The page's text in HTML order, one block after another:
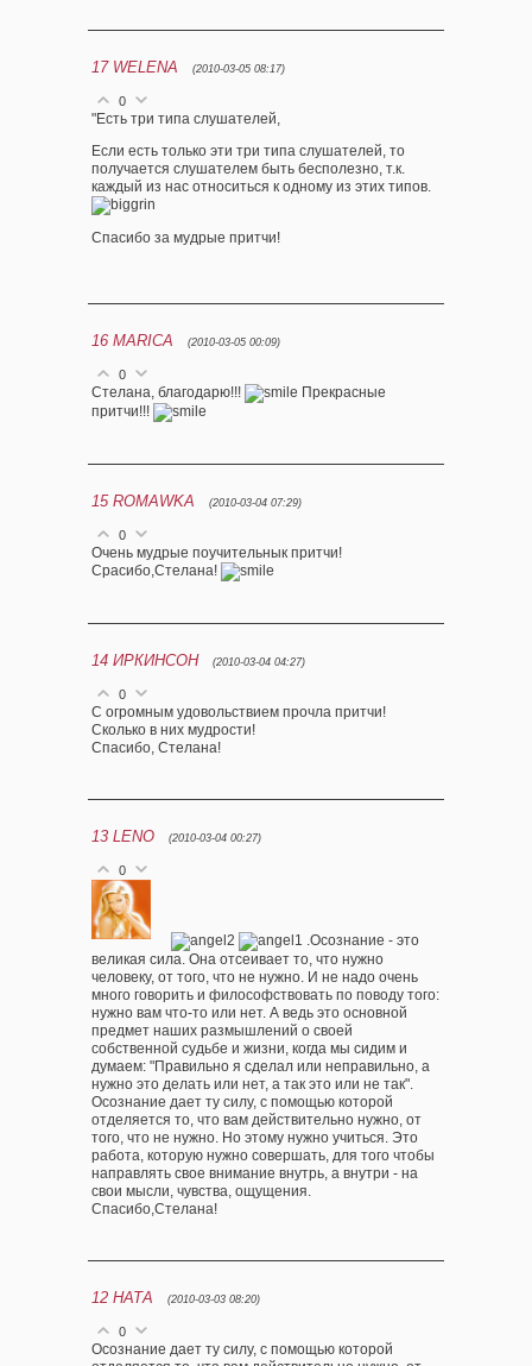
17 WELENA (2010-03-05 08:17)
0
"Есть три типа слушателей,
Если есть только эти три типа слушателей, то
получается слушателем быть бесполезно, т.к.
каждый из нас относиться к одному из этих типов.
Спасибо за мудрые притчи!
16 MARICA (2010-03-05 00:09)
0
Стелана, благодарю!!!
Прекрасные
притчи!!!
15 ROMAWKA (2010-03-04 07:29)
0
Очень мудрые поучительнык притчи!
Срасибо,Стелана!
14 ИРКИНСОН (2010-03-04 04:27)
0
С огромным удовольствием прочла притчи!
Сколько в них мудрости!
Спасибо, Стелана!
13 LENO (2010-03-04 00:27)
0
.Осознание - это
великая сила. Она отсеивает то, что нужно
человеку, от того, что не нужно. И не надо очень
много говорить и философствовать по поводу того:
нужно вам что-то или нет. А ведь это основной
предмет наших размышлений о своей
собственной судьбе и жизни, когда мы сидим и
думаем: "Правильно я сделал или неправильно, а
нужно это делать или нет, а так это или не так".
Осознание дает ту силу, с помощью которой
отделяется то, что вам действительно нужно, от
того, что не нужно. Но этому нужно учиться. Это
работа, которую нужно совершать, для того чтобы
направлять свое внимание внутрь, а внутри - на
свои мысли, чувства, ощущения.
Спасибо,Стелана!
12 НАТА (2010-03-03 08:20)
0
Осознание дает ту силу, с помощью которой